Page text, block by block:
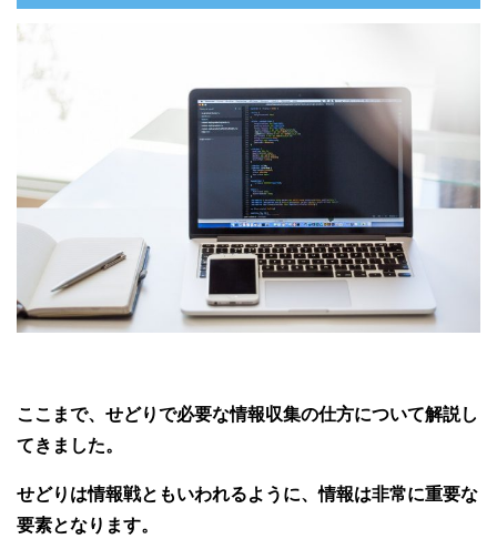
ここまで、せどりで必要な情報収集の仕方について解説し
てきました。
せどりは情報戦ともいわれるように、情報は非常に重要な
要素となります。